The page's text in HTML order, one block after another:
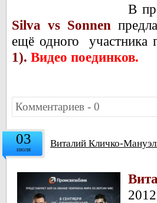
В
Silva vs Sonnen
ещё одного участника
1). Видео поединков.
Комментариев - 0
03
июля Виталий Кличко-